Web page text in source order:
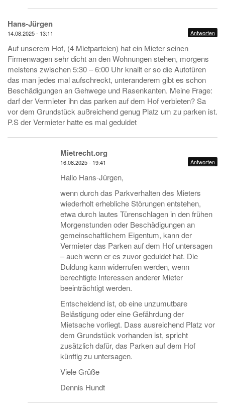
Hans-Jürgen
14.08.2025 - 13:11 Antworten
Auf unserem Hof, (4 Mietparteien) hat ein Mieter seinen
Firmenwagen sehr dicht an den Wohnungen stehen, morgens
meistens zwischen 5:30 – 6:00 Uhr knallt er so die Autotüren
das man jedes mal aufschreckt, unteranderem gibt es schon
Beschädigungen an Gehwege und Rasenkanten. Meine Frage:
darf der Vermieter ihn das parken auf dem Hof verbieten? Sa
vor dem Grundstück außreichend genug Platz um zu parken ist.
P.S der Vermieter hatte es mal geduldet
Mietrecht.org
16.08.2025 - 19:41 Antworten
Hallo Hans-Jürgen,
wenn durch das Parkverhalten des Mieters
wiederholt erhebliche Störungen entstehen,
etwa durch lautes Türenschlagen in den frühen
Morgenstunden oder Beschädigungen an
gemeinschaftlichem Eigentum, kann der
Vermieter das Parken auf dem Hof untersagen
– auch wenn er es zuvor geduldet hat. Die
Duldung kann widerrufen werden, wenn
berechtigte Interessen anderer Mieter
beeinträchtigt werden.
Entscheidend ist, ob eine unzumutbare
Belästigung oder eine Gefährdung der
Mietsache vorliegt. Dass ausreichend Platz vor
dem Grundstück vorhanden ist, spricht
zusätzlich dafür, das Parken auf dem Hof
künftig zu untersagen.
Viele Grüße
Dennis Hundt